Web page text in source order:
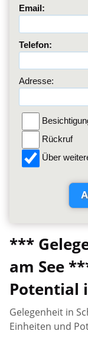
Email:
Telefon:
Adresse:
Rückruf
Über
***
am See
Potential
Gelegenheit in
Einheiten und